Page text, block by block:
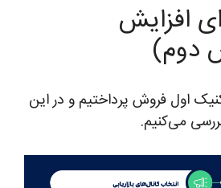
افزایش
دوم)
قبلی به 4 تکنیک اول فروش پرداختیم و در این
می‌کنیم.